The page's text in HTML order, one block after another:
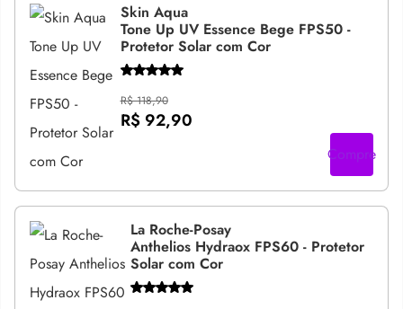
Skin Aqua
Tone Up UV Essence Bege FPS50 -
Protetor Solar com Cor
R$ 118,90
R$ 92,90
Compre
La Roche-Posay
Anthelios Hydraox FPS60 - Protetor
Solar com Cor